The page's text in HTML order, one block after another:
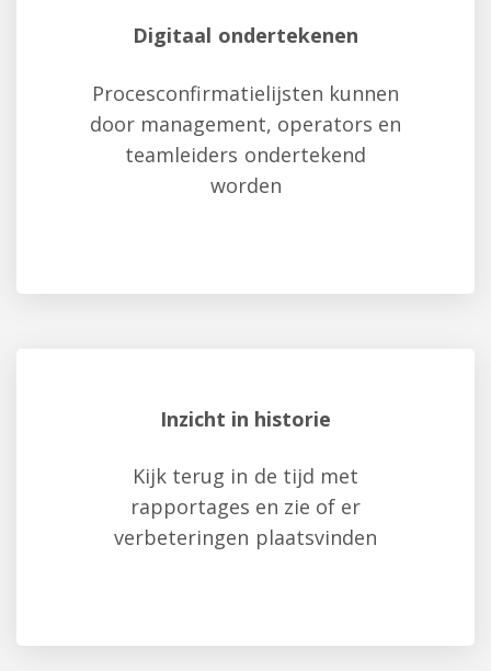
Digitaal ondertekenen
Procesconfirmatielijsten kunnen
door management, operators en
teamleiders ondertekend
worden
Inzicht in historie
Kijk terug in de tijd met
rapportages en zie of er
verbeteringen plaatsvinden